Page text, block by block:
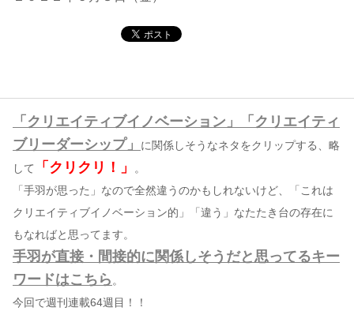
「クリエイティブイノベーション」「クリエイティ
ブリーダーシップ」
に関係しそうなネタをクリップする、略
して
「クリクリ！」
。
「手羽が思った」なので全然違うのかもしれないけど、「これは
クリエイティブイノベーション的」「違う」なたたき台の存在に
もなればと思ってます。
手羽が直接・間接的に関係しそうだと思ってるキー
ワードはこちら 。
今回で週刊連載64週目！！
運営会社
お問い合わせ